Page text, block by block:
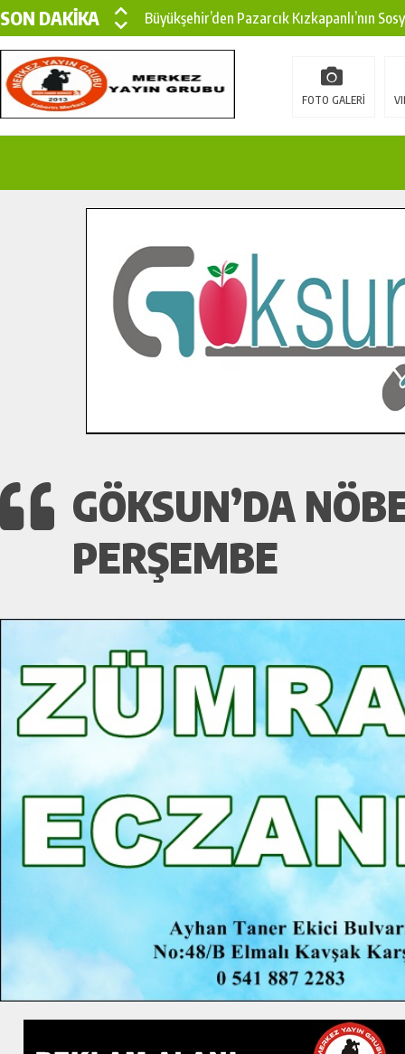
SON DAKİKA
Büyükşehir’den Pazarcık Kızkapanlı’nın
Büyükşehir’den Pazarcık Kırsalına Modern
Çin’den KSÜ’ye Uluslararası Başarı:
İlçe Jandarma Komutanı Karakaya’dan
Bertiz’in Yeni Köprüsünde Sona Doğru.
FOTO GALERİ
GÖKSUN’DA
PERŞEMBE